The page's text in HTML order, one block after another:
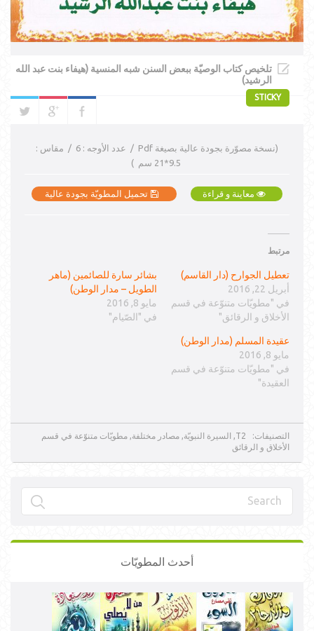
STICKY
تلخيص كتاب الوصيّة ببعض السنن شبه المنسية (هيفاء بنت عبد الله
الرشيد)
(نسخة مصوّرة بجودة عالية بصيغة Pdf / عدد الأوجه : 6 / مقاس :
معاينة و قراءة تحميل المطويّة بجودة عالية
مرتبط
تعطيل الجوارح (دار القاسم)
أبريل 22, 2016
في "مطويّات متنوّعة في قسم
الأخلاق و الرقائق"
بشائر سارة للصائمين (ماهر
الطويل – مدار الوطن)
مايو 8, 2016
في "الصّيام"
عقيدة المسلم (مدار الوطن)
مايو 8, 2016
في "مطويّات متنوّعة في قسم
العقيدة"
التصنيفات: T2
, السيرة النبويّة, مصادر مختلفة, مطويّات متنوّعة في قسم
الأخلاق و الرقائق
أحدث المطويّات